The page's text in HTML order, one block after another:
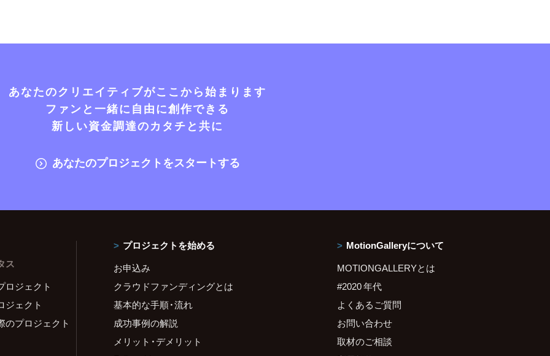
あなたのクリエイティブがここから始まります
ファンと一緒に自由に創作できる
新しい資金調達のカタチと共に
あなたのプロジェクトをスタートする
ス
ロジェクト
ジェクト
のプロジェクト
プロジェクトを始める
お申込み
クラウドファンディングとは
基本的な手順・流れ
成功事例の解説
メリット・デメリット
MotionGalleryについて
MOTIONGALLERYとは
#2020 年代
よくあるご質問
お問い合わせ
取材のご相談